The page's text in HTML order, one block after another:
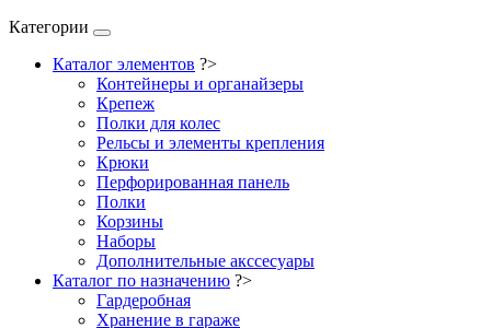
Категории
Каталог элементов ?>
Контейнеры и органайзеры
Крепеж
Полки для колес
Рельсы и элементы крепления
Крюки
Перфорированная панель
Полки
Корзины
Наборы
Дополнительные акссесуары
Каталог по назначению ?>
Гардеробная
Хранение в гараже